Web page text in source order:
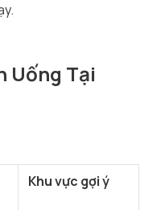
Uống Tại
Khu vực gợi ý